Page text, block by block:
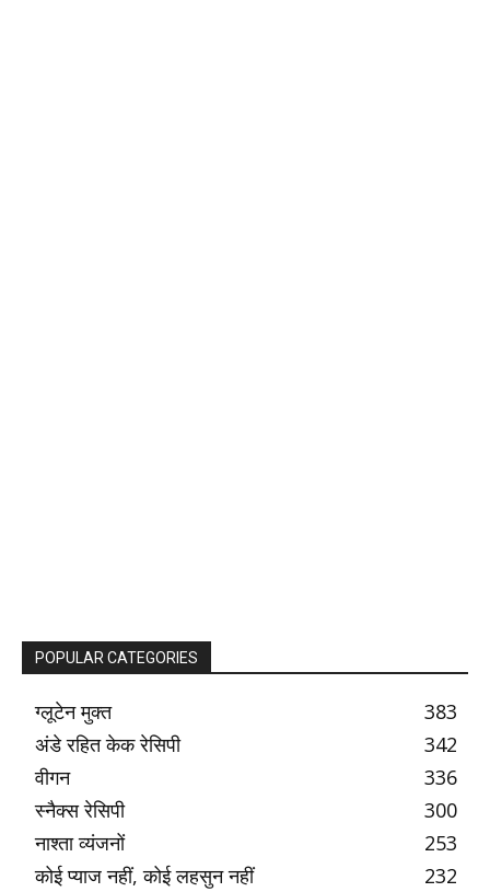
POPULAR CATEGORIES
ग्लूटेन मुक्त
383
अंडे रहित केक रेसिपी
342
वीगन
336
स्नैक्स रेसिपी
300
नाश्ता व्यंजनों
253
कोई प्याज नहीं, कोई लहसुन नहीं
232